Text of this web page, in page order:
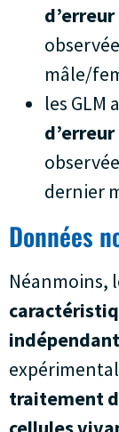
mâle/
les GLM
dernier
Données
Néanmoins,
traitement